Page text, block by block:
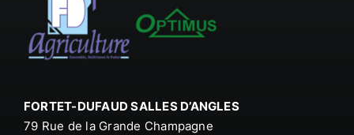
FORTET-DUFAUD SALLES D’ANGLES
79 Rue de la Grande Champagne